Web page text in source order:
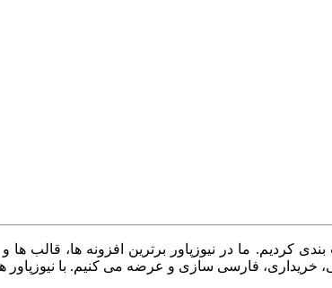
ما در نیوزپاور برترین افزونه ها، قالب ها و